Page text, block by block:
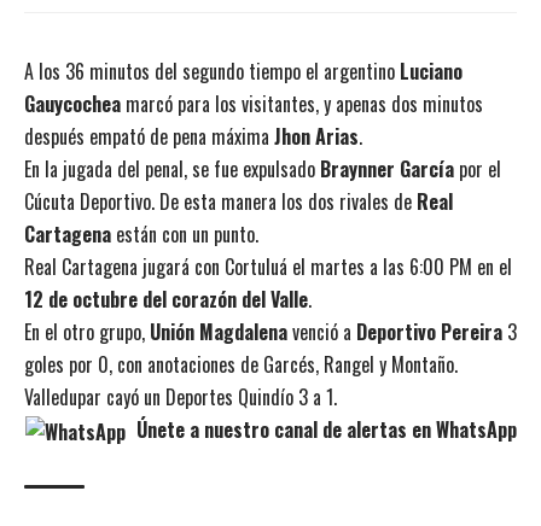
A los 36 minutos del segundo tiempo el argentino Luciano
Gauycochea marcó para los visitantes, y apenas dos minutos
después empató de pena máxima Jhon Arias.
En la jugada del penal, se fue expulsado Braynner García por el
Cúcuta Deportivo. De esta manera los dos rivales de Real
Cartagena están con un punto.
Real Cartagena jugará con Cortuluá el martes a las 6:00 PM en el
12 de octubre del corazón del Valle.
En el otro grupo, Unión Magdalenavenció a Deportivo Pereira 3
goles por 0, con anotaciones de Garcés, Rangel y Montaño.
Valledupar cayó un Deportes Quindío 3 a 1.
Únete a nuestro canal de alertas en WhatsApp